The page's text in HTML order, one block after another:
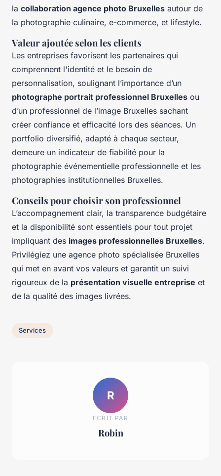
la collaboration agence photo Bruxelles autour de
la photographie culinaire, e-commerce, et lifestyle.
Valeur ajoutée selon les clients
Les entreprises favorisent les partenaires qui
comprennent l'identité et le besoin de
personnalisation, soulignant l’importance d’un
photographe portrait professionnel Bruxelles ou
d’un professionnel de l’image Bruxelles sachant
créer confiance et efficacité lors des séances. Un
portfolio diversifié, adapté à chaque secteur,
demeure un indicateur de fiabilité pour la
photographie événementielle professionnelle et les
photographies institutionnelles Bruxelles.
Conseils pour choisir son professionnel
L’accompagnement clair, la transparence budgétaire
et la disponibilité sont essentiels pour tout projet
impliquant des images professionnelles Bruxelles.
Privilégiez une agence photo spécialisée Bruxelles
qui met en avant vos valeurs et garantit un suivi
rigoureux de la présentation visuelle entreprise et
de la qualité des images livrées.
Services
R
ECRIT PAR
Robin